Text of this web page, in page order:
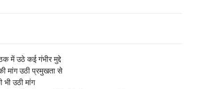
में उठे कई गंभीर मुद्दे
मांग उठी प्रमुखता से
उठी मांग